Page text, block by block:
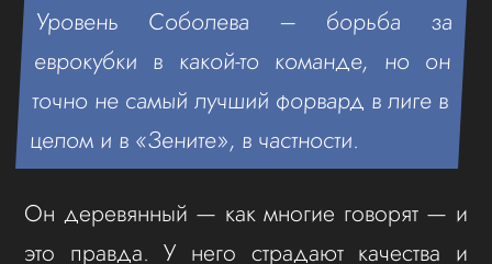
Уровень Соболева – борьба за
еврокубки в какой-то команде, но он
точно не самый лучший форвард в лиге в
целом и в «Зените», в частности.
Он деревянный — как многие говорят — и
это правда. У него страдают качества и